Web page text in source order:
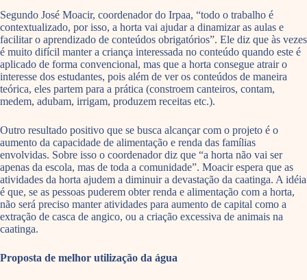
Segundo José Moacir, coordenador do Irpaa, “todo o trabalho é
contextualizado, por isso, a horta vai ajudar a dinamizar as aulas e
facilitar o aprendizado de conteúdos obrigatórios”. Ele diz que às vezes
é muito difícil manter a criança interessada no conteúdo quando este é
aplicado de forma convencional, mas que a horta consegue atrair o
interesse dos estudantes, pois além de ver os conteúdos de maneira
teórica, eles partem para a prática (constroem canteiros, contam,
medem, adubam, irrigam, produzem receitas etc.).
Outro resultado positivo que se busca alcançar com o projeto é o
aumento da capacidade de alimentação e renda das famílias
envolvidas. Sobre isso o coordenador diz que “a horta não vai ser
apenas da escola, mas de toda a comunidade”. Moacir espera que as
atividades da horta ajudem a diminuir a devastação da caatinga. A idéia
é que, se as pessoas puderem obter renda e alimentação com a horta,
não será preciso manter atividades para aumento de capital como a
extração de casca de angico, ou a criação excessiva de animais na
caatinga.
Proposta de melhor utilização da água